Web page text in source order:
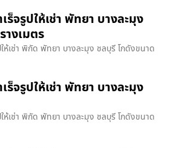
ร็จรูปให้เช่า พัทยา บางละมุง
างเมตร
ให้เช่า พิกัด พัทยา บางละมุง ชลบุรี โกดังขนาด
ร็จรูปให้เช่า พัทยา บางละมุง
ให้เช่า พิกัด พัทยา บางละมุง ชลบุรี โกดังขนาด